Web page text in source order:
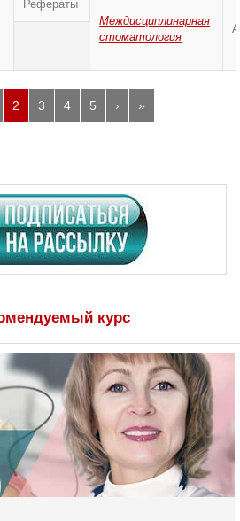
Рефераты
Междисциплинарная
стоматология
2 3 4 5 › »
курс